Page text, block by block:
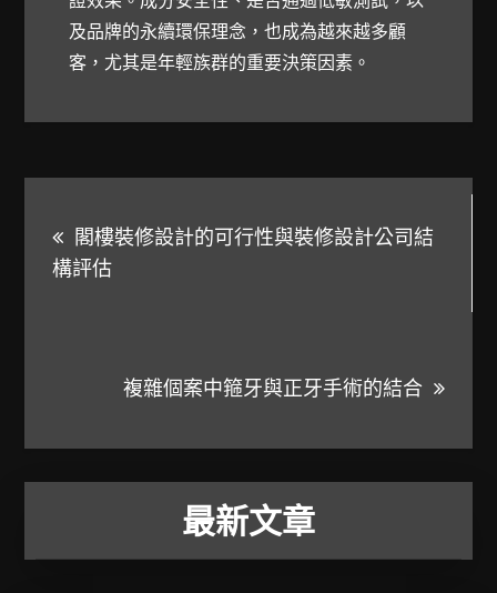
及品牌的永續環保理念，也成為越來越多顧
客，尤其是年輕族群的重要決策因素。
章
閣樓裝修設計的可行性與裝修設計公司結
構評估
複雜個案中箍牙與正牙手術的結合
最新文章